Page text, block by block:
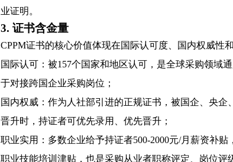
业证明。
3. 证书含金量
CPPM证书的核心价值体现在国际认可度、国内权威性
国际认可：被157个国家和地区认可，是全球采购领域
于对接跨国企业采购岗位；
国内权威：作为人社部引进的正规证书，被国企、央企
晋升时，持证者可优先录用、优先晋升；
职业实用：多数企业给予持证者500-2000元/月薪资补
职业技能培训津贴，也是采购从业者职称评定、岗位